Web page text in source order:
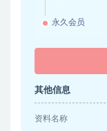
永久会员
其他信息
资料名称